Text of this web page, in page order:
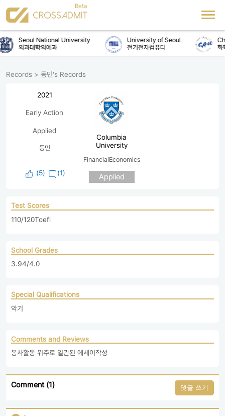
Seoul National University
의과대학의예과
University of Seoul
전기전자컴퓨터
화
Records > 동민's Records
2021
Early Action
Applied
동민
(5) (1)
Columbia
University
FinancialEconomics
Applied
Test Scores
110/120Toefl
School Grades
3.94/4.0
Special Qualifications
악기
Comments and Reviews
봉사활동 위주로 일관된 에세이작성
Comment (1) 댓글 쓰기